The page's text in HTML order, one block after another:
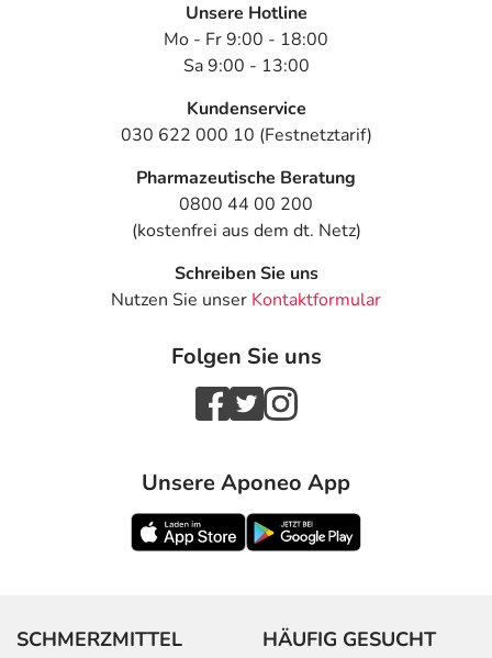
Unsere Hotline
Mo - Fr 9:00 - 18:00
Sa 9:00 - 13:00
Kundenservice
030 622 000 10 (Festnetztarif)
Pharmazeutische Beratung
0800 44 00 200
(kostenfrei aus dem dt. Netz)
Schreiben Sie uns
Nutzen Sie unser Kontaktformular
Folgen Sie uns
Unsere Aponeo App
SCHMERZMITTEL HÄUFIG GESUCHT